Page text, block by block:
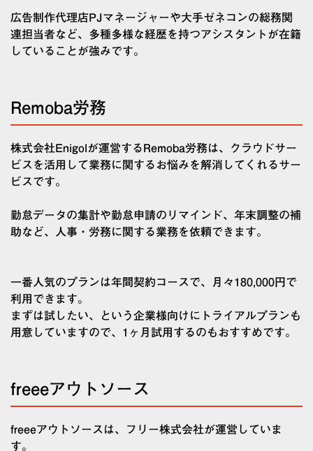
広告制作代理店PJマネージャーや大手ゼネコンの総務関
連担当者など、多種多様な経歴を持つアシスタントが在籍
していることが強みです。
Remoba労務
株式会社Enigolが運営するRemoba労務は、クラウドサー
ビスを活用して業務に関するお悩みを解消してくれるサー
ビスです。
勤怠データの集計や勤怠申請のリマインド、年末調整の補
助など、人事・労務に関する業務を依頼できます。
一番人気のプランは年間契約コースで、月々180,000円で
利用できます。
まずは試したい、という企業様向けにトライアルプランも
用意していますので、1ヶ月試用するのもおすすめです。
freeeアウトソース
freeeアウトソースは、フリー株式会社が運営していま
す。